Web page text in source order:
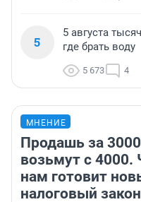
5
5 августа
где брать воду
5 673 4
МНЕНИЕ
Продашь за
возьмут с 4000.
нам готовит
налоговый